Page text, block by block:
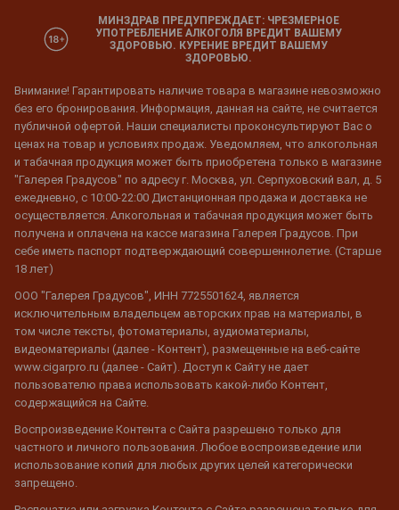
МИНЗДРАВ ПРЕДУПРЕЖДАЕТ: ЧРЕЗМЕРНОЕ
УПОТРЕБЛЕНИЕ АЛКОГОЛЯ ВРЕДИТ ВАШЕМУ
ЗДОРОВЬЮ. КУРЕНИЕ ВРЕДИТ ВАШЕМУ
ЗДОРОВЬЮ.
Внимание! Гарантировать наличие товара в магазине невозможно
без его бронирования. Информация, данная на сайте, не считается
публичной офертой. Наши специалисты проконсультируют Вас о
ценах на товар и условиях продаж. Уведомляем, что алкогольная
и табачная продукция может быть приобретена только в магазине
"Галерея Градусов" по адресу г. Москва, ул. Серпуховский вал, д. 5
ежедневно, с 10:00-22:00 Дистанционная продажа и доставка не
осуществляется. Алкогольная и табачная продукция может быть
получена и оплачена на кассе магазина Галерея Градусов. При
себе иметь паспорт подтверждающий совершеннолетие. (Старше
18 лет)
ООО "Галерея Градусов", ИНН 7725501624, является
исключительным владельцем авторских прав на материалы, в
том числе тексты, фотоматериалы, аудиоматериалы,
видеоматериалы (далее - Контент), размещенные на веб-сайте
www.cigarpro.ru (далее - Сайт). Доступ к Сайту не дает
пользователю права использовать какой-либо Контент,
содержащийся на Сайте.
Воспроизведение Контента с Сайта разрешено только для
частного и личного пользования. Любое воспроизведение или
использование копий для любых других целей категорически
запрещено.